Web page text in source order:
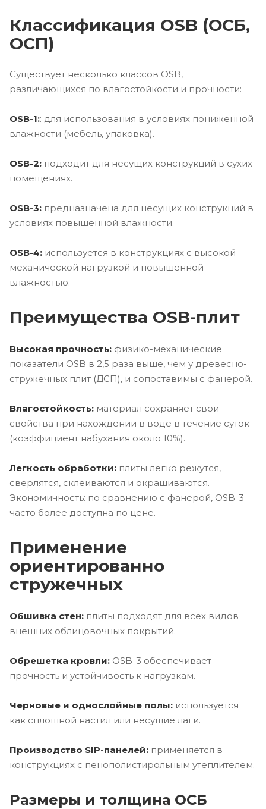
Классификация OSB (ОСБ,
ОСП)
Существует несколько классов OSB,
различающихся по влагостойкости и прочности:
OSB-1:: для использования в условиях пониженной
влажности (мебель, упаковка).
OSB-2: подходит для несущих конструкций в сухих
помещениях.
OSB-3: предназначена для несущих конструкций в
условиях повышенной влажности.
OSB-4: используется в конструкциях с высокой
механической нагрузкой и повышенной
влажностью.
Преимущества OSB-плит
Высокая прочность: физико-механические
показатели OSB в 2,5 раза выше, чем у древесно-
стружечных плит (ДСП), и сопоставимы с фанерой.
Влагостойкость: материал сохраняет свои
свойства при нахождении в воде в течение суток
(коэффициент набухания около 10%).
Легкость обработки: плиты легко режутся,
сверлятся, склеиваются и окрашиваются.
Экономичность: по сравнению с фанерой, OSB-3
часто более доступна по цене.
Применение
ориентированно
стружечных
Обшивка стен: плиты подходят для всех видов
внешних облицовочных покрытий.
Обрешетка кровли: OSB-3 обеспечивает
прочность и устойчивость к нагрузкам.
Черновые и однослойные полы: используется
как сплошной настил или несущие лаги.
Производство SIP-панелей: применяется в
конструкциях с пенополистирольным утеплителем.
Размеры и толщина ОСБ